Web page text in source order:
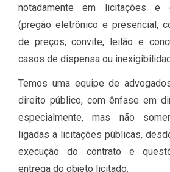
notadamente em licitações e
(pregão eletrônico e presencial,
de preços, convite, leilão e
casos de dispensa ou
Temos uma equipe de
direito público, com ênfase em
especialmente, mas não
ligadas a licitações públicas,
execução do contrato e
entrega do objeto licitado.